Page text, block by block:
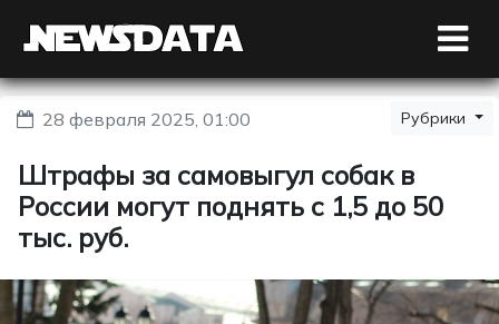
28 февраля 2025, 01:00 Рубрики
Штрафы за самовыгул собак в
России могут поднять с 1,5 до 50
тыс. руб.